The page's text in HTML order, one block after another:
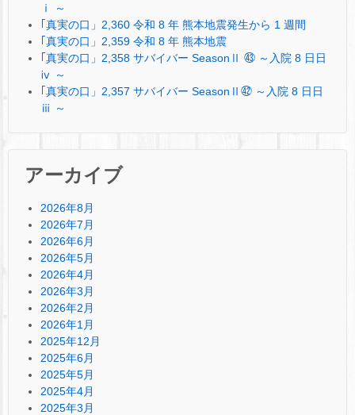
ⅰ ～
｢真実の口」2,360 令和 8 年 熊本地震発生から 1 週間
｢真実の口」2,359 令和 8 年 熊本地震
｢真実の口」2,358 サバイバー SeasonⅡ ㊸ ～入院 8 日日
ⅳ ～
｢真実の口」2,357 サバイバー SeasonⅡ㊷ ～入院 8 日日
ⅲ ～
アーカイブ
2026年8月
2026年7月
2026年6月
2026年5月
2026年4月
2026年3月
2026年2月
2026年1月
2025年12月
2025年6月
2025年5月
2025年4月
2025年3月